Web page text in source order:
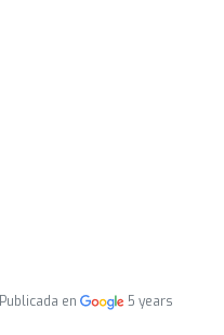
Publicada en
5 years